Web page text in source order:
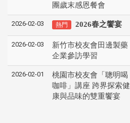
團歲末感恩餐會
2026-02-03 熱門 2026春之饗宴
2026-02-03
新竹市校友會田邊製藥
企業參訪學習
2026-02-01
桃園市校友會「聰明喝
咖啡」講座 跨界探索健
康與品味的雙重饗宴